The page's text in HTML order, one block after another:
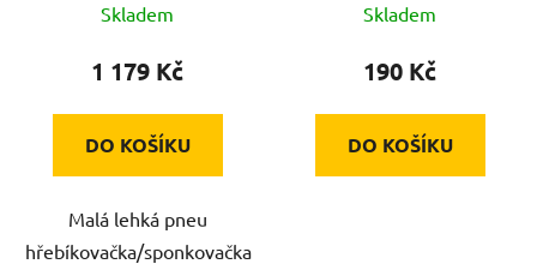
Skladem
1 179 Kč
DO KOŠÍKU
Malá lehká pneu
hřebíkovačka/sponkovačka
Skladem
190 Kč
DO KOŠÍKU